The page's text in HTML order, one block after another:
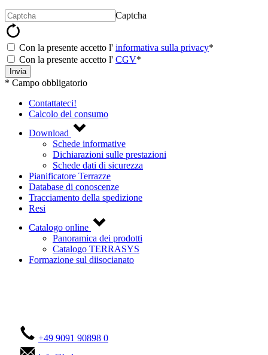
Captcha
Con la presente accetto l' informativa sulla privacy*
Con la presente accetto l' CGV*
Invia
* Campo obbligatorio
Contattateci!
Calcolo del consumo
Download
Schede informative
Dichiarazioni sulle prestazioni
Schede dati di sicurezza
Pianificatore Terrazze
Database di conoscenze
Tracciamento della spedizione
Resi
Catalogo online
Panoramica dei prodotti
Catalogo TERRASYS
Formazione sul diisocianato
+49 9091 90898 0